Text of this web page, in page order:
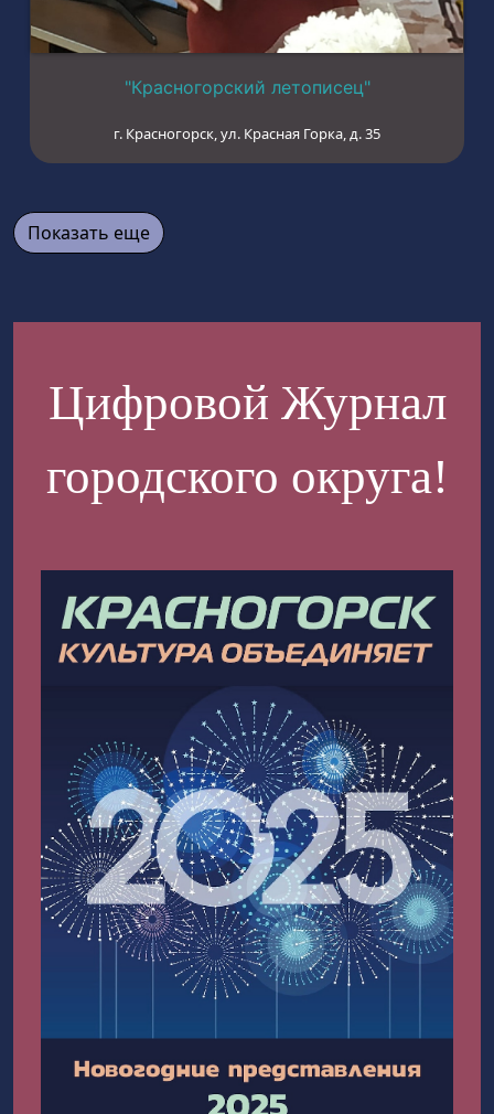
"Красногорский летописец"
г. Красногорск, ул. Красная Горка, д. 35
Показать еще
Цифровой Журнал
городского округа!